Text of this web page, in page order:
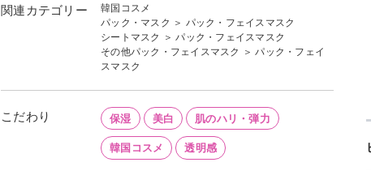
関連カテゴリー
韓国コスメ
パック・マスク ＞ パック・フェイスマスク
シートマスク ＞パック・フェイスマスク
その他パック・フェイスマスク ＞パック・フェイ
スマスク
こだわり 保湿 美白 肌のハリ・弾力
韓国コスメ 透明感